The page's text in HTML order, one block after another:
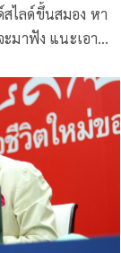
ไลด์ขึ้นสมอง หา
ะมาฟัง แนะเอา